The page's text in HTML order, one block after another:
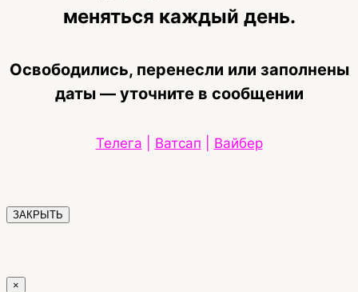
меняться каждый день.
Освободились, перенесли или заполнены
даты — уточните в сообщении
Телега Ватсап Вайбер
ЗАКРЫТЬ
×